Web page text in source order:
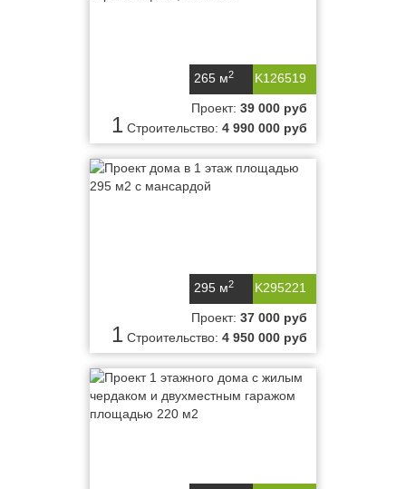
K126519
265 м2
1
Проект: 39 000 руб
Строительство: 4 990 000 руб
K295221
295 м2
1
Проект: 37 000 руб
Строительство: 4 950 000 руб